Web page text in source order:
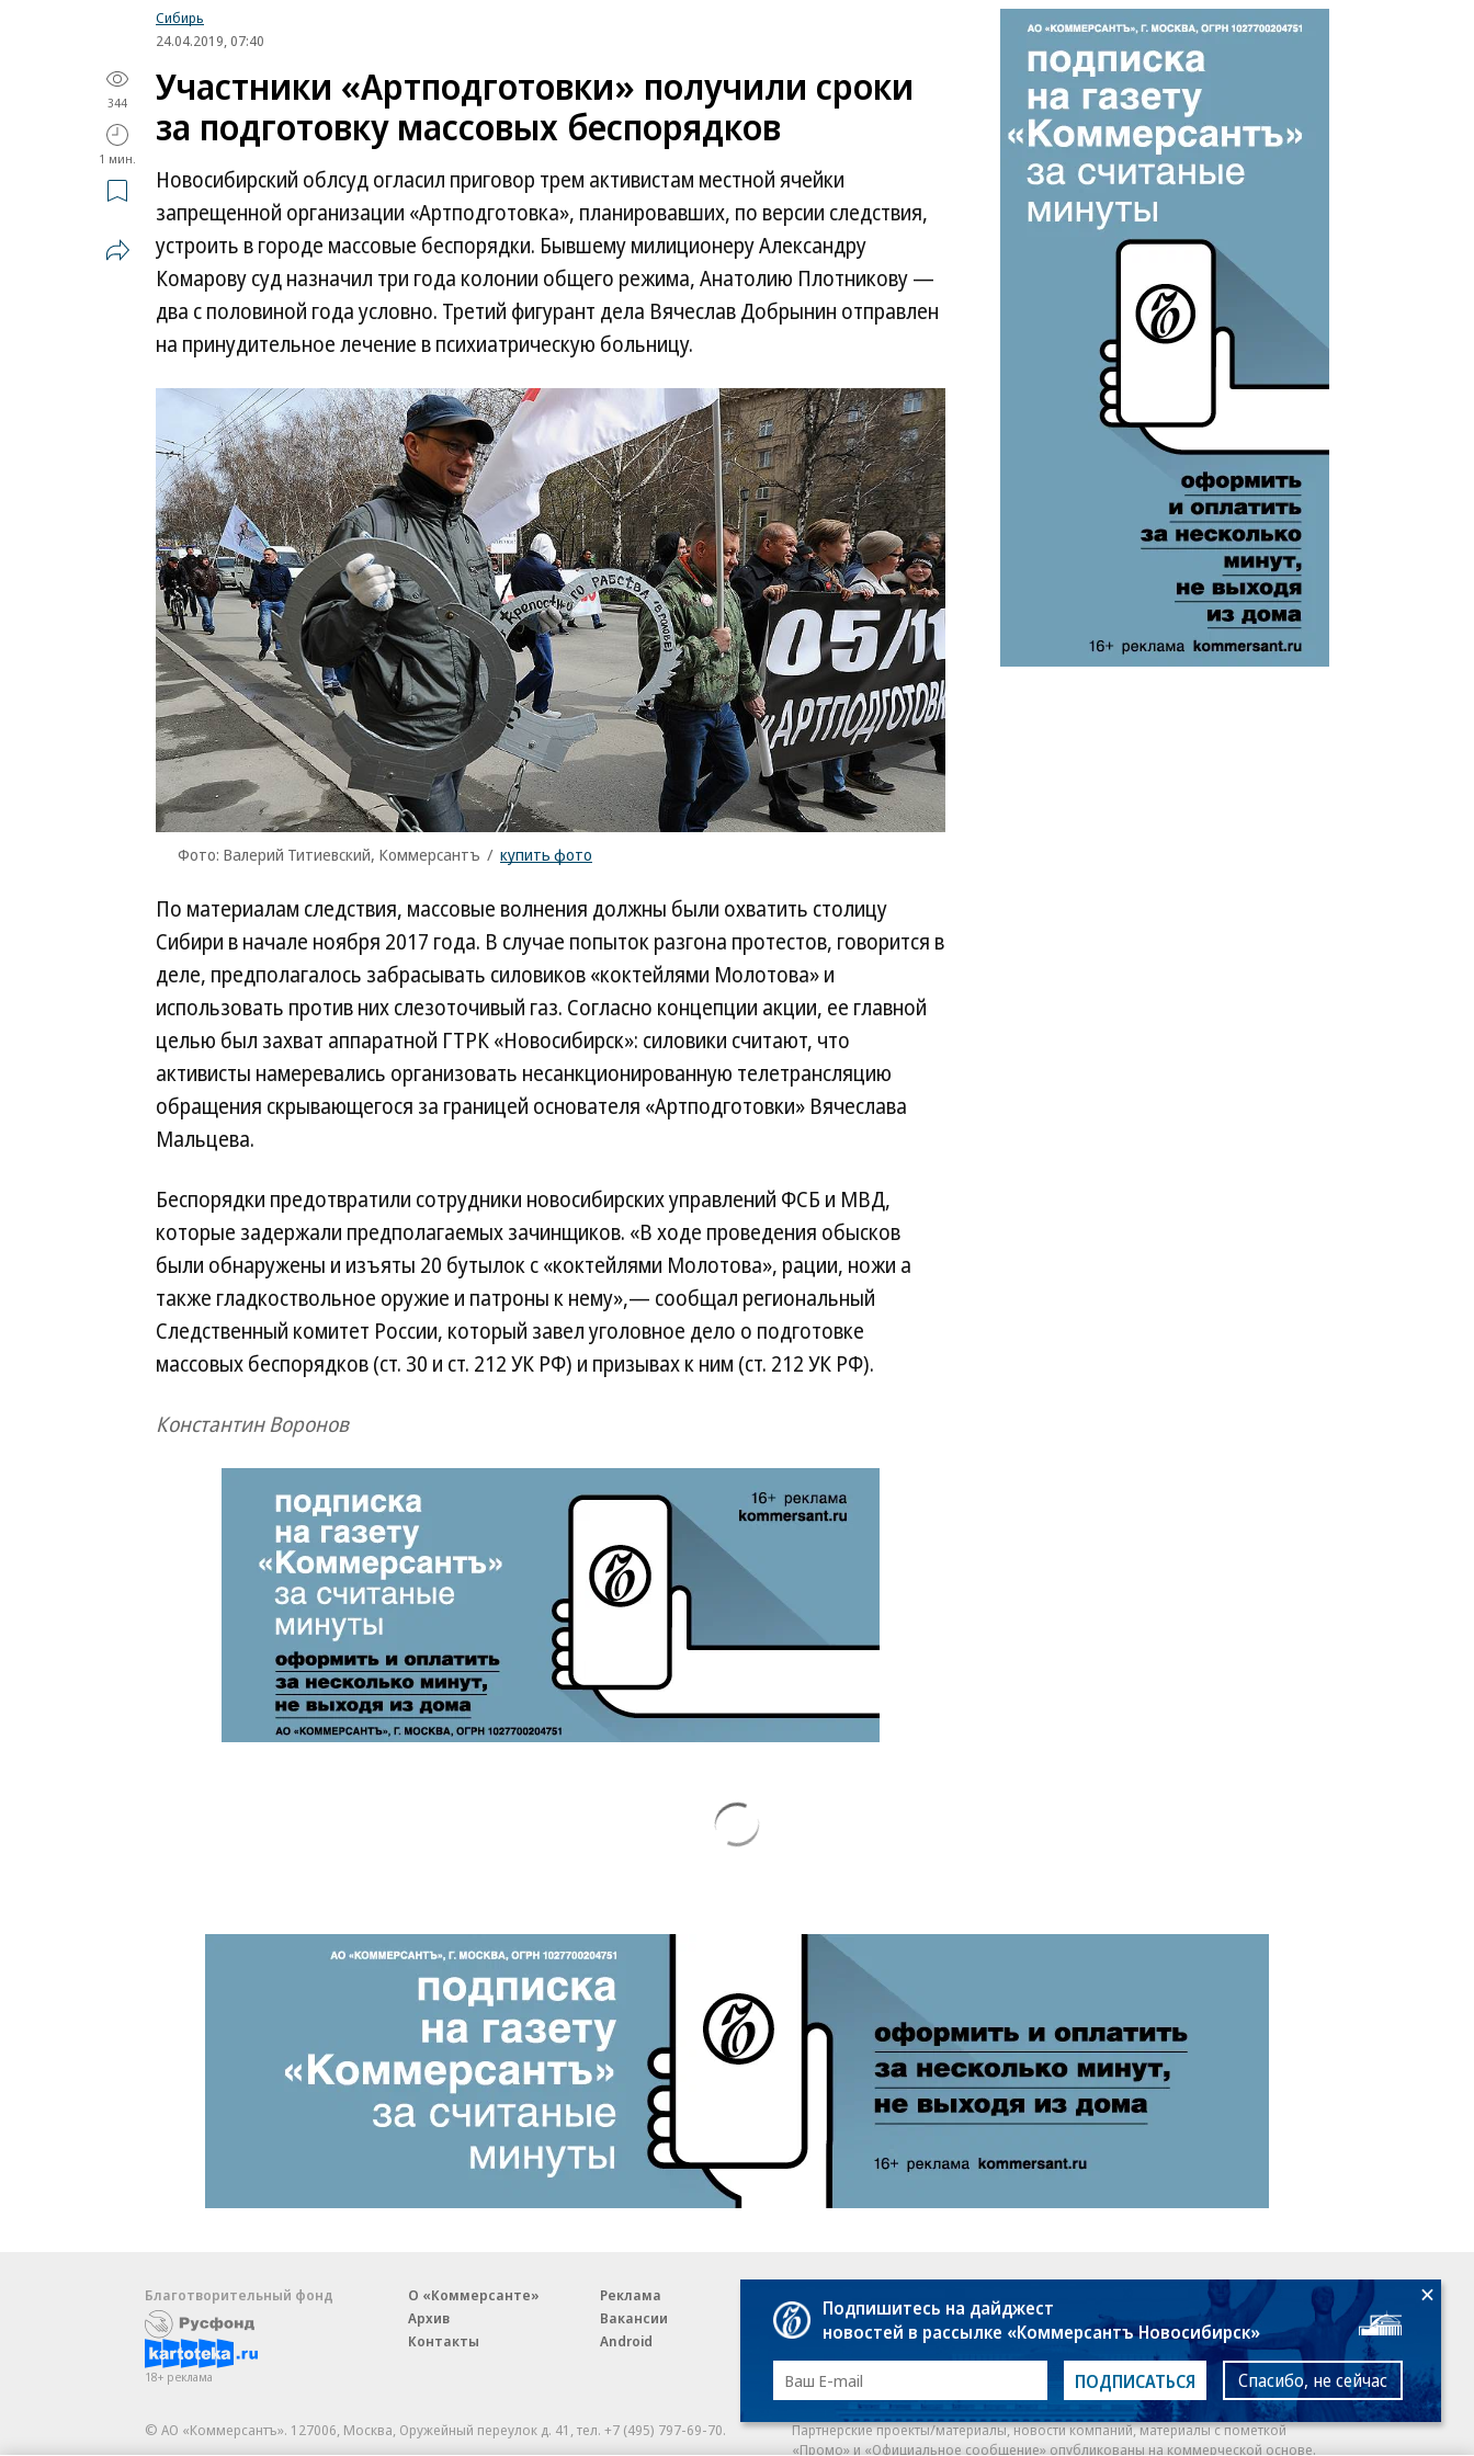
Сибирь
24.04.2019, 07:40
344
1 мин.
Участники «Артподготовки» получили сроки
за подготовку массовых беспорядков
Новосибирский облсуд огласил приговор трем активистам местной ячейки
запрещенной организации «Артподготовка», планировавших, по версии следствия,
устроить в городе массовые беспорядки. Бывшему милиционеру Александру
Комарову суд назначил три года колонии общего режима, Анатолию Плотникову —
два с половиной года условно. Третий фигурант дела Вячеслав Добрынин отправлен
на принудительное лечение в психиатрическую больницу.
Фото: Валерий Титиевский, Коммерсантъ / купить фото
По материалам следствия, массовые волнения должны были охватить столицу
Сибири в начале ноября 2017 года. В случае попыток разгона протестов, говорится в
деле, предполагалось забрасывать силовиков «коктейлями Молотова» и
использовать против них слезоточивый газ. Согласно концепции акции, ее главной
целью был захват аппаратной ГТРК «Новосибирск»: силовики считают, что
активисты намеревались организовать несанкционированную телетрансляцию
обращения скрывающегося за границей основателя «Артподготовки» Вячеслава
Мальцева.
Беспорядки предотвратили сотрудники новосибирских управлений ФСБ и МВД,
которые задержали предполагаемых зачинщиков. «В ходе проведения обысков
были обнаружены и изъяты 20 бутылок с «коктейлями Молотова», рации, ножи а
также гладкоствольное оружие и патроны к нему»,— сообщал региональный
Следственный комитет России, который завел уголовное дело о подготовке
массовых беспорядков (ст. 30 и ст. 212 УК РФ) и призывах к ним (ст. 212 УК РФ).
Константин Воронов
Благотворительный фонд
18+ реклама
О «Коммерсанте»
Архив
Контакты
Реклама
Вакансии
Android
Правовая информация
E-mail рассылки
18+
© АО «Коммерсантъ». 127006, Москва, Оружейный переулок д. 41,тел. +7 (495) 797-69-70.
Партнерские проекты/материалы, новости компаний, материалы с пометкой
«Промо» и «Официальное сообщение» опубликованы на коммерческой основе.
Подпишитесь на дайджест
новостей в рассылке «Коммерсантъ Новосибирск»
ПОДПИСАТЬСЯ Спасибо, не сейчас